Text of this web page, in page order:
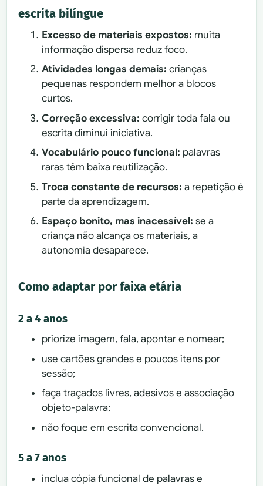
escrita bilíngue
Excesso de materiais expostos: muita
informação dispersa reduz foco.
Atividades longas demais: crianças
pequenas respondem melhor a blocos
curtos.
Correção excessiva: corrigir toda fala ou
escrita diminui iniciativa.
Vocabulário pouco funcional: palavras
raras têm baixa reutilização.
Troca constante de recursos: a repetição é
parte da aprendizagem.
Espaço bonito, mas inacessível: se a
criança não alcança os materiais, a
autonomia desaparece.
Como adaptar por faixa etária
2 a 4 anos
priorize imagem, fala, apontar e nomear;
use cartões grandes e poucos itens por
sessão;
faça traçados livres, adesivos e associação
objeto-palavra;
não foque em escrita convencional.
5 a 7 anos
inclua cópia funcional de palavras e